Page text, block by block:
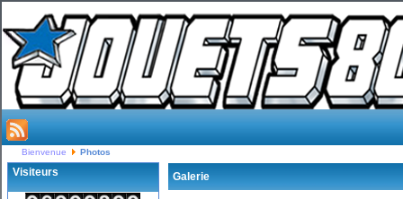
Bienvenue Photos
Visiteurs Galerie